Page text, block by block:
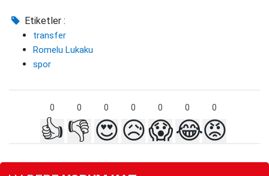
Etiketler :
transfer
Romelu Lukaku
spor
0 0 0 0 0 0 0
👍 👎 😍😥😱😂😡